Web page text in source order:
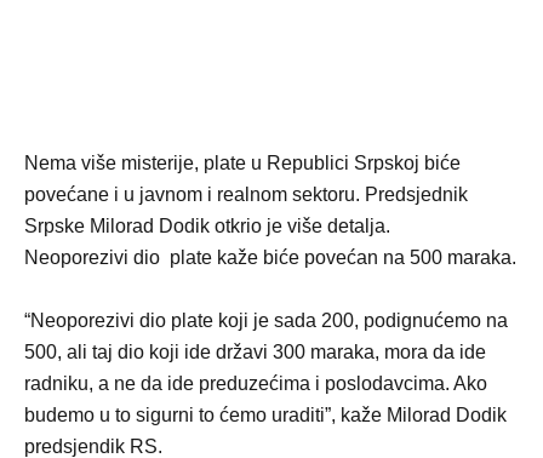
Nema više misterije, plate u Republici Srpskoj biće
povećane i u javnom i realnom sektoru. Predsjednik
Srpske Milorad Dodik otkrio je više detalja.
Neoporezivi dio plate kaže biće povećan na 500 maraka.
“Neoporezivi dio plate koji je sada 200, podignućemo na
500, ali taj dio koji ide državi 300 maraka, mora da ide
radniku, a ne da ide preduzećima i poslodavcima. Ako
budemo u to sigurni to ćemo uraditi”, kaže Milorad Dodik
predsjendik RS.